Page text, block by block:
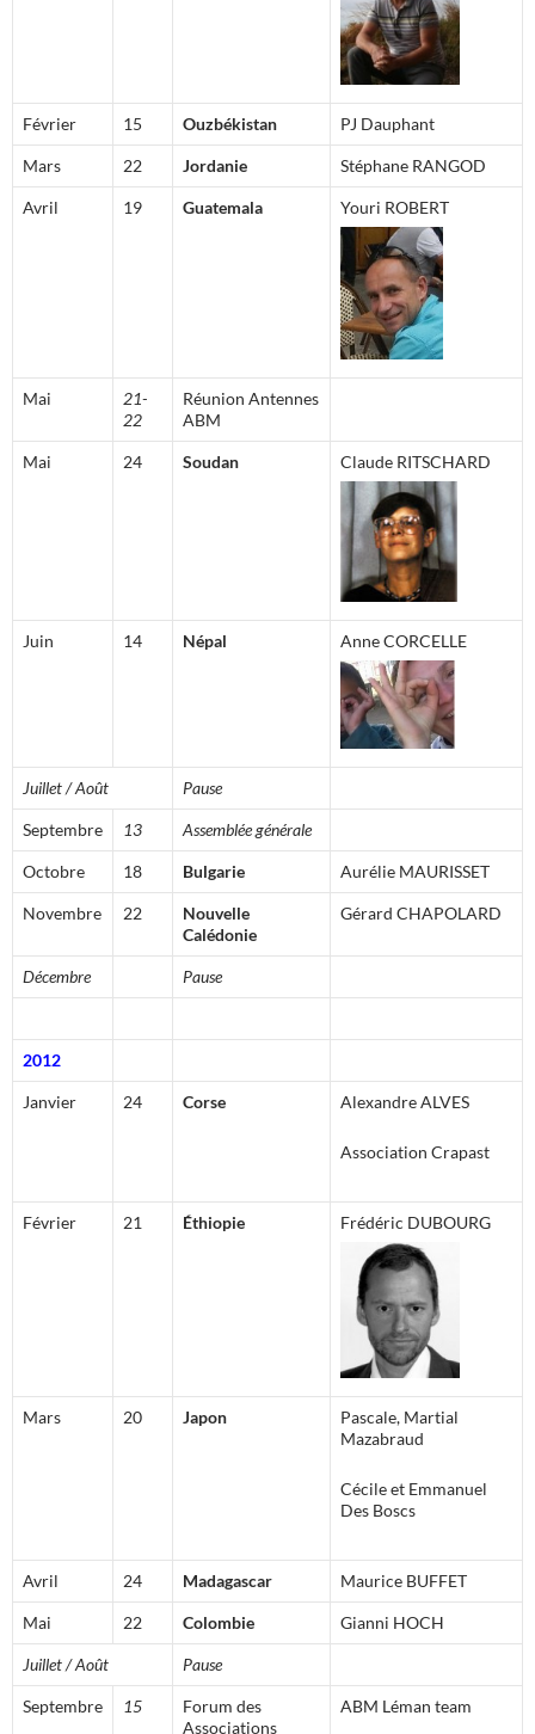
Février 15 Ouzbékistan PJ Dauphant
Mars 22 Jordanie Stéphane RANGOD
Avril 19 Guatemala Youri ROBERT
Mai
21-
22
Réunion Antennes
ABM
Mai 24 Soudan Claude RITSCHARD
Juin 14 Népal Anne CORCELLE
Juillet / Août Pause
Septembre 13 Assemblée générale
Octobre 18 Bulgarie Aurélie MAURISSET
Novembre 22
Nouvelle
Calédonie
Gérard CHAPOLARD
Décembre Pause
2012
Janvier 24 Corse Alexandre ALVES
Association Crapast
Février 21 Éthiopie Frédéric DUBOURG
Mars 20 Japon
Pascale, Martial
Mazabraud
Cécile et Emmanuel
Des Boscs
Avril 24 Madagascar Maurice BUFFET
Mai 22 Colombie Gianni HOCH
Juillet / Août Pause
Septembre 15
Forum des
Associations
ABM Léman team